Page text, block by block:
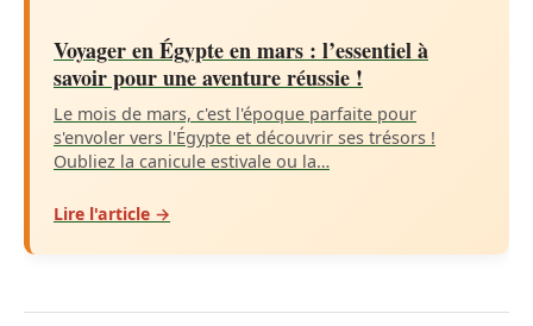
Voyager en Égypte en mars : l’essentiel à
savoir pour une aventure réussie !
Le mois de mars, c'est l'époque parfaite pour
s'envoler vers l'Égypte et découvrir ses trésors !
Oubliez la canicule estivale ou la…
Lire l'article →